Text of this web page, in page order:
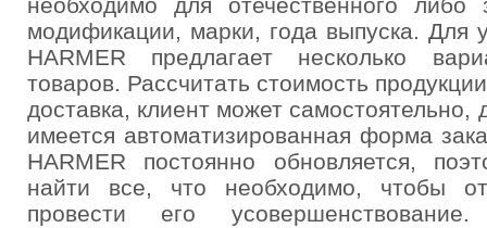
модификации, марки, года выпуска. Для
HARMER предлагает несколько
товаров. Рассчитать стоимость
доставка, клиент может самостоятельно,
имеется автоматизированная форма
HARMER постоянно обновляется,
найти все, что необходимо, чтобы
провести его